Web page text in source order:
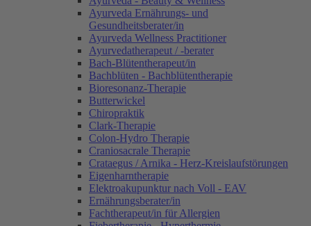
Ayurveda Ernährungs- und
Gesundheitsberater/in
Ayurveda Wellness Practitioner
Ayurvedatherapeut / -berater
Bach-Blütentherapeut/in
Bachblüten - Bachblütentherapie
Bioresonanz-Therapie
Butterwickel
Chiropraktik
Clark-Therapie
Colon-Hydro Therapie
Craniosacrale Therapie
Crataegus / Arnika - Herz-Kreislaufstörungen
Eigenharntherapie
Elektroakupunktur nach Voll - EAV
Ernährungsberater/in
Fachtherapeut/in für Allergien